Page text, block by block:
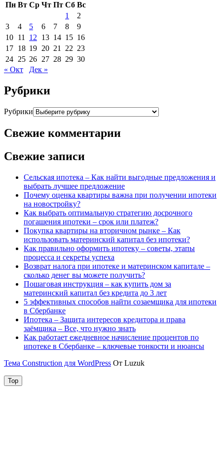
Пн Вт Ср Чт Пт Сб Вс
1
2
3
4 5 6 7 8
9
10 11 12 13 14 15 16
17 18 19 20 21 22 23
24 25 26 27 28 29 30
« Окт
Дек »
Рубрики
Рубрики
Свежие комментарии
Свежие записи
Сельская ипотека – Как найти выгодные предложения и
выбрать лучшее предложение
Почему оценка квартиры важна при получении ипотеки
на новостройку?
Как выбрать оптимальную стратегию досрочного
погашения ипотеки – срок или платеж?
Покупка квартиры на вторичном рынке – Как
использовать материнский капитал без ипотеки?
Как правильно оформить ипотеку – советы, этапы
процесса и секреты успеха
Возврат налога при ипотеке и материнском капитале –
сколько денег вы можете получить?
Пошаговая инструкция – как купить дом за
материнский капитал без кредита до 3 лет
5 эффективных способов найти созаемщика для ипотеки
в Сбербанке
Ипотека – Защита интересов кредитора и права
заёмщика – Все, что нужно знать
Как работает ежедневное начисление процентов по
ипотеке в Сбербанке – ключевые тонкости и нюансы
Тема Construction для WordPress От Luzuk
Top